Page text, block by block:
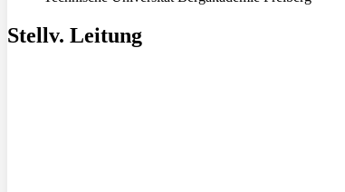
Stellv. Leitung